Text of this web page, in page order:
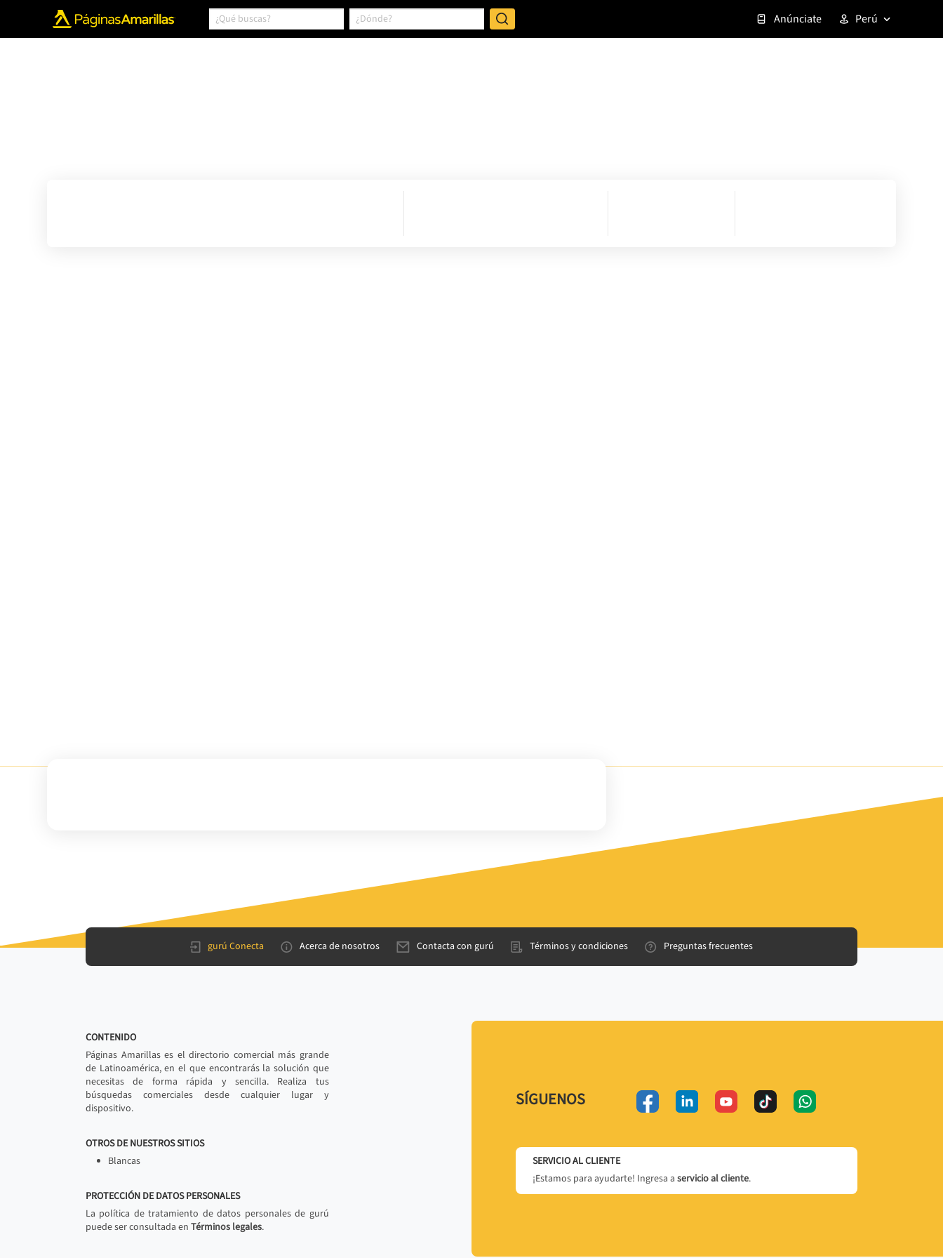
Anúnciate Perú
gurú Conecta Acerca de nosotros Contacta con gurú Términos y condiciones Preguntas frecuentes
CONTENIDO
Páginas Amarillas es el directorio comercial más grande
de Latinoamérica, en el que encontrarás la solución que
necesitas de forma rápida y sencilla. Realiza tus
búsquedas comerciales desde cualquier lugar y
dispositivo.
OTROS DE NUESTROS SITIOS
Blancas
PROTECCIÓN DE DATOS PERSONALES
La política de tratamiento de datos personales de gurú
puede ser consultada en Términos legales.
SÍGUENOS
SERVICIO AL CLIENTE
¡Estamos para ayudarte! Ingresa a servicio al cliente.